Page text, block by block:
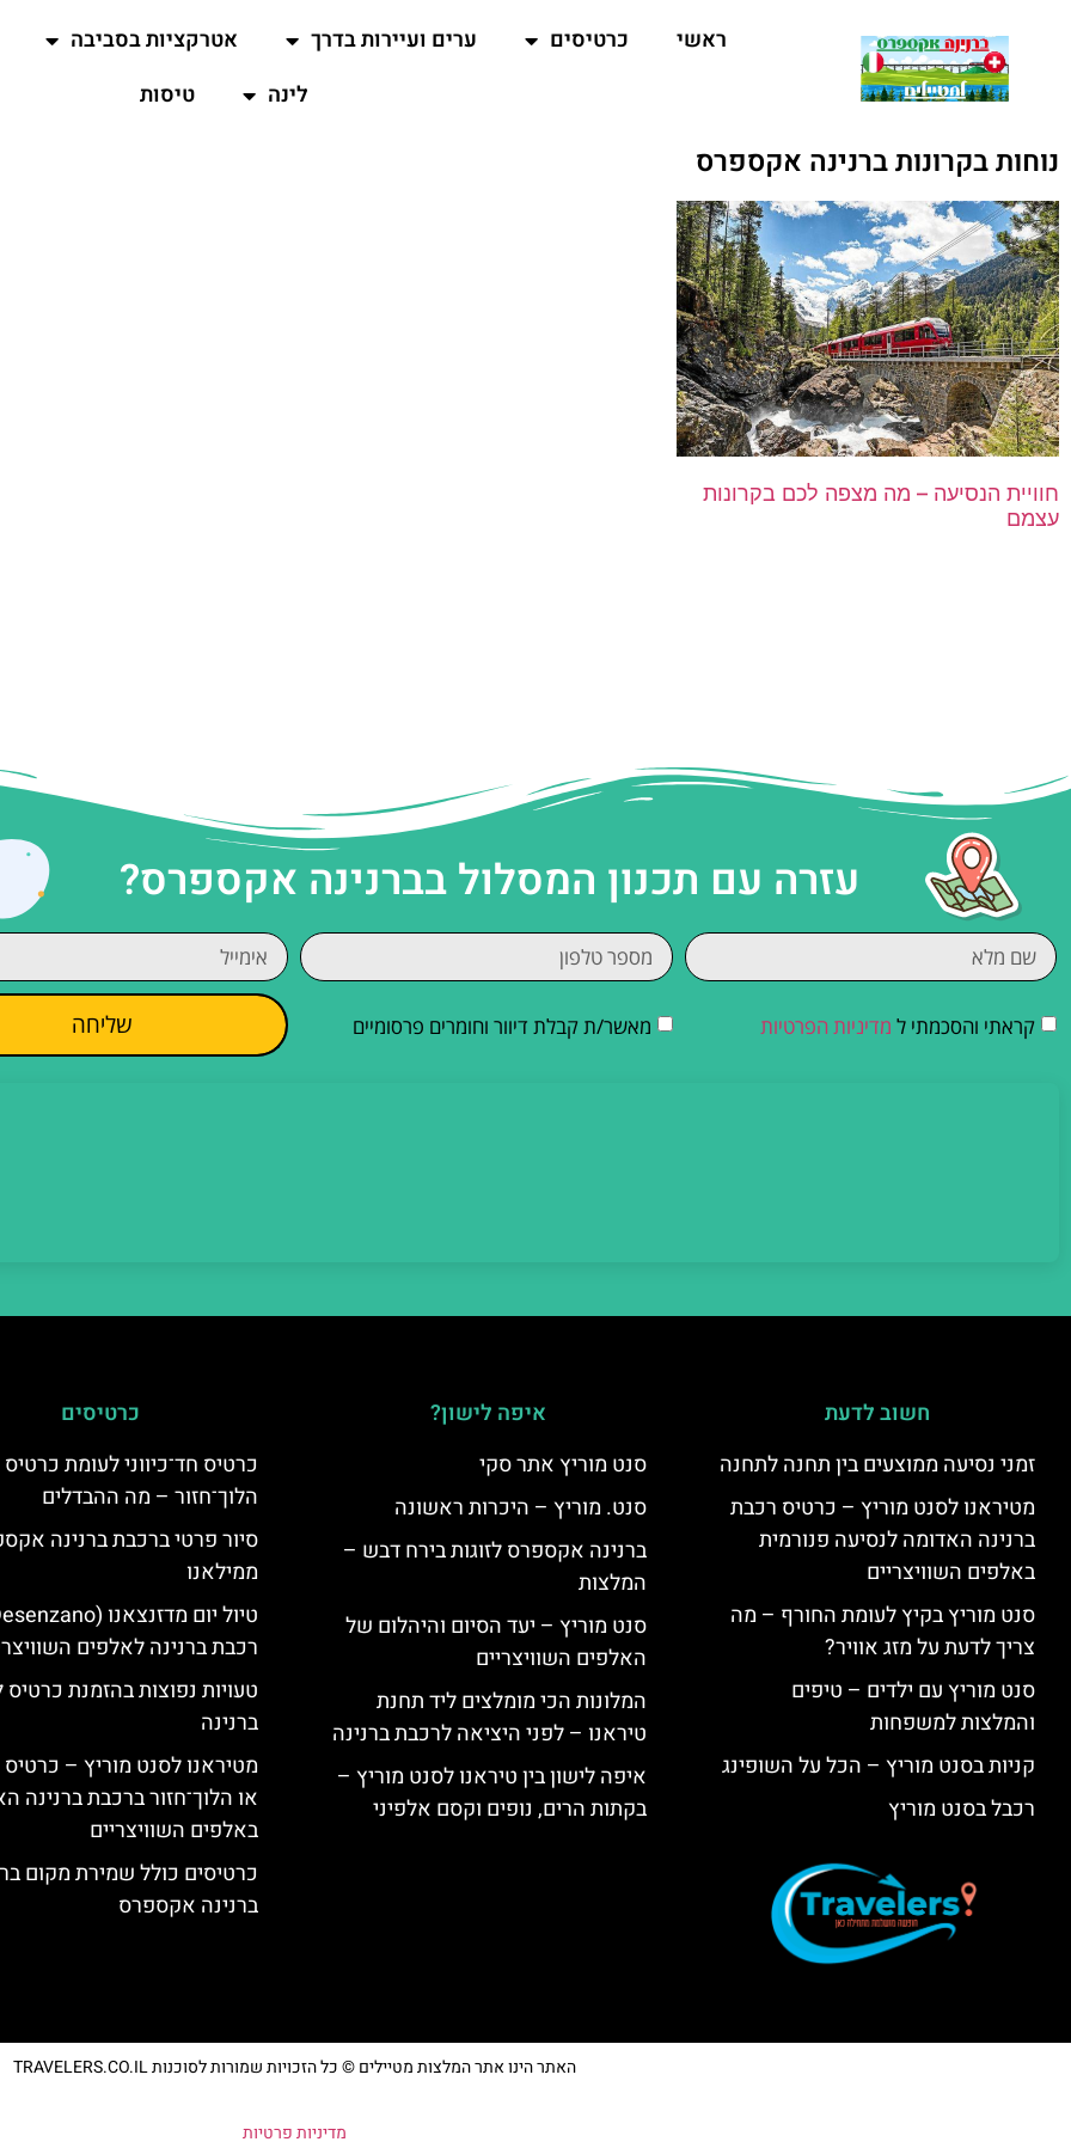
ראשי כרטיסים ערים ועיירות בדרך
אטרקציות בסביבה
לינה
טיסות
נוחות בקרונות ברנינה אקספרס
חוויית הנסיעה – מה מצפה לכם בקרונות
עצמם
עזרה עם תכנון המסלול בברנינה אקספרס?
קראתי והסכמתי ל מדיניות הפרטיות מאשר/ת קבלת דיוור וחומרים פרסומיים שליחה
חשוב לדעת
זמני נסיעה ממוצעים בין תחנה לתחנה
מטיראנו לסנט מוריץ – כרטיס רכבת
ברנינה האדומה לנסיעה פנורמית
באלפים השוויצריים
סנט מוריץ בקיץ לעומת החורף – מה
צריך לדעת על מזג אוויר?
סנט מוריץ עם ילדים – טיפים
והמלצות למשפחות
קניות בסנט מוריץ – הכל על השופינג
רכבל בסנט מוריץ
איפה לישון?
סנט מוריץ אתר סקי
סנט. מוריץ – היכרות ראשונה
ברנינה אקספרס לזוגות בירח דבש –
המלצות
סנט מוריץ – יעד הסיום והיהלום של
האלפים השוויצריים
המלונות הכי מומלצים ליד תחנת
טיראנו – לפני היציאה לרכבת ברנינה
איפה לישון בין טיראנו לסנט מוריץ –
בקתות הרים, נופים וקסם אלפיני
כרטיסים
כרטיס חד־כיווני לעומת כרטיס
הלוך־חזור – מה ההבדלים
סיור פרטי ברכבת ברנינה
ממילאנו
רכבת ברנינה לאלפים
טעויות נפוצות בהזמנת
ברנינה
מטיראנו לסנט מוריץ –
או הלוך־חזור ברכבת ברנינה
באלפים השוויצריים
כרטיסים כולל שמירת מקום
ברנינה אקספרס
האתר הינו אתר המלצות מטיילים © כל הזכויות שמורות לסוכנות TRAVELERS.CO.IL
מדיניות פרטיות